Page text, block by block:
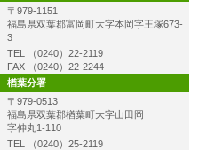
〒979-1151
福島県双葉郡富岡町大字本岡字王塚673-
3
TEL （0240）22-2119
FAX （0240）22-2244
楢葉分署
〒979-0513
福島県双葉郡楢葉町大字山田岡
字仲丸1-110
TEL （0240）25-2119